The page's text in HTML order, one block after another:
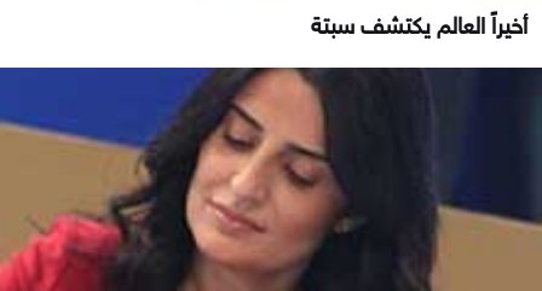
أخيراً العالم يكتشف سبتة